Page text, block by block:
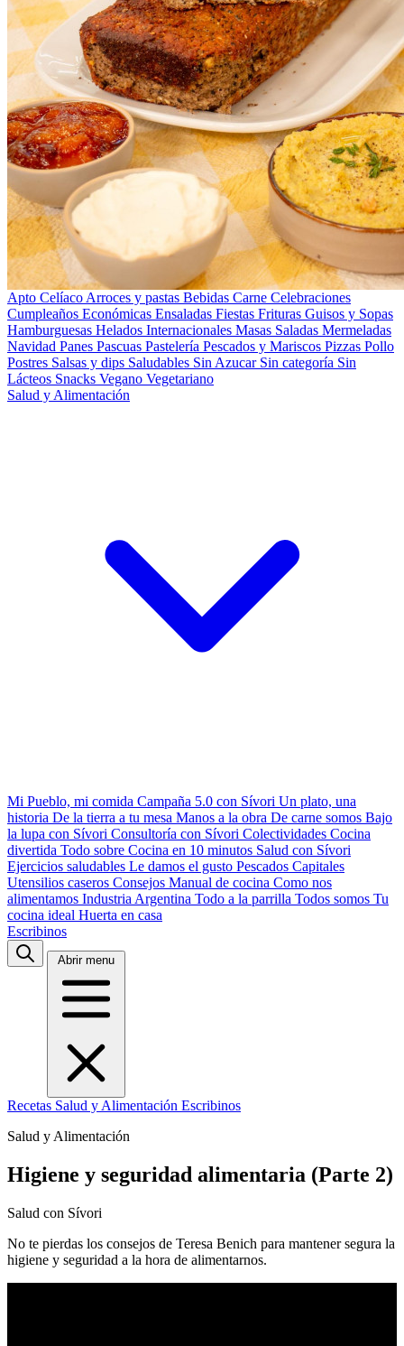
Apto Celíaco Arroces y pastas Bebidas Carne Celebraciones
Cumpleaños Económicas Ensaladas Fiestas Frituras Guisos y Sopas
Hamburguesas Helados Internacionales Masas Saladas Mermeladas
Navidad Panes Pascuas Pastelería Pescados y Mariscos Pizzas Pollo
Postres Salsas y dips Saludables Sin Azucar Sin categoría Sin
Lácteos Snacks Vegano Vegetariano
Salud y Alimentación
Mi Pueblo, mi comida Campaña 5.0 con Sívori Un plato, una
historia De la tierra a tu mesa Manos a la obra De carne somos Bajo
la lupa con Sívori Consultoría con Sívori Colectividades Cocina
divertida Todo sobre Cocina en 10 minutos Salud con Sívori
Ejercicios saludables Le damos el gusto Pescados Capitales
Utensilios caseros Consejos Manual de cocina Como nos
alimentamos Industria Argentina Todo a la parrilla Todos somos Tu
cocina ideal Huerta en casa
Escribinos
Abrir menu
Recetas Salud y Alimentación Escribinos
Salud y Alimentación
Higiene y seguridad alimentaria (Parte 2)
Salud con Sívori
No te pierdas los consejos de Teresa Benich para mantener segura la
higiene y seguridad a la hora de alimentarnos.